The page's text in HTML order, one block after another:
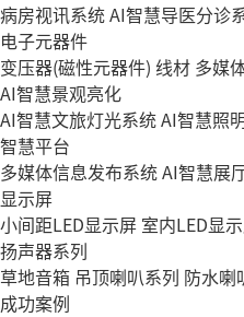
病房视讯系统AI智慧导医分诊
电子元器件
变压器(磁性元器件) 线材 多媒
AI智慧景观亮化
AI智慧文旅灯光系统AI智慧照
智慧平台
多媒体信息发布系统AI智慧展
显示屏
小间距LED显示屏 室内LED显
扬声器系列
草地音箱 吊顶喇叭系列 防水喇
成功案例